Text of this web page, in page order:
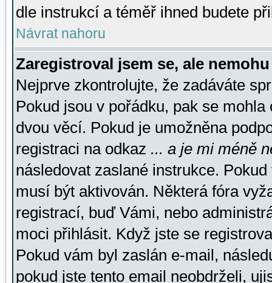
dle instrukcí a téměř ihned budete
Návrat nahoru
Zaregistroval jsem se, ale
Nejprve zkontrolujte, že zadáváte
Pokud jsou v pořádku, pak se
dvou věcí. Pokud je umožněna
registraci na odkaz ... a je mi méně
následovat zaslané instrukce.
musí být aktivován. Některá fóra
registrací, buď Vámi, nebo
moci přihlásit. Když jste se
Pokud vám byl zaslán e-mail,
pokud jste tento email neobdrželi,